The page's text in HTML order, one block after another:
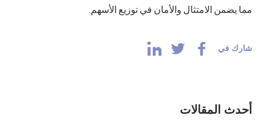
مما يضمن الامتثال والأمان في توزيع الأسهم.
شارك في
أحدث المقالات